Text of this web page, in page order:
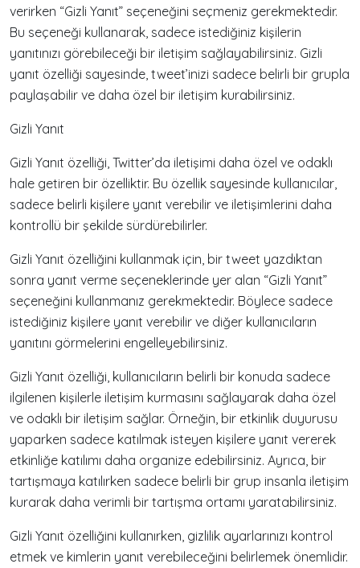
verirken “Gizli Yanıt” seçeneğini seçmeniz gerekmektedir.
Bu seçeneği kullanarak, sadece istediğiniz kişilerin
yanıtınızı görebileceği bir iletişim sağlayabilirsiniz. Gizli
yanıt özelliği sayesinde, tweet’inizi sadece belirli bir grupla
paylaşabilir ve daha özel bir iletişim kurabilirsiniz.
Gizli Yanıt
Gizli Yanıt özelliği, Twitter’da iletişimi daha özel ve odaklı
hale getiren bir özelliktir. Bu özellik sayesinde kullanıcılar,
sadece belirli kişilere yanıt verebilir ve iletişimlerini daha
kontrollü bir şekilde sürdürebilirler.
Gizli Yanıt özelliğini kullanmak için, bir tweet yazdıktan
sonra yanıt verme seçeneklerinde yer alan “Gizli Yanıt”
seçeneğini kullanmanız gerekmektedir. Böylece sadece
istediğiniz kişilere yanıt verebilir ve diğer kullanıcıların
yanıtını görmelerini engelleyebilirsiniz.
Gizli Yanıt özelliği, kullanıcıların belirli bir konuda sadece
ilgilenen kişilerle iletişim kurmasını sağlayarak daha özel
ve odaklı bir iletişim sağlar. Örneğin, bir etkinlik duyurusu
yaparken sadece katılmak isteyen kişilere yanıt vererek
etkinliğe katılımı daha organize edebilirsiniz. Ayrıca, bir
tartışmaya katılırken sadece belirli bir grup insanla iletişim
kurarak daha verimli bir tartışma ortamı yaratabilirsiniz.
Gizli Yanıt özelliğini kullanırken, gizlilik ayarlarınızı kontrol
etmek ve kimlerin yanıt verebileceğini belirlemek önemlidir.